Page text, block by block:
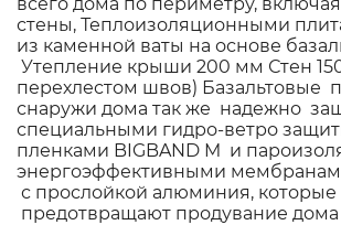
стены, Теплоизоляционными
из каменной ваты на основе
Утепление крыши 200 мм Стен
перехлестом швов) Базальтовые
снаружи дома так же надежно
специальными гидро-ветро
пленками BIGBAND M и
энергоэффективными
с прослойкой алюминия, которые
предотвращают продувание дома